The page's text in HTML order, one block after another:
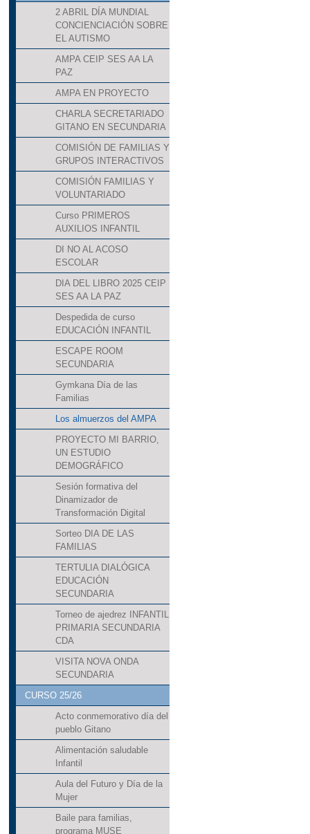
2 ABRIL DÍA MUNDIAL
CONCIENCIACIÓN SOBRE
EL AUTISMO
AMPA CEIP SES AA LA
PAZ
AMPA EN PROYECTO
CHARLA SECRETARIADO
GITANO EN SECUNDARIA
COMISIÓN DE FAMILIAS Y
GRUPOS INTERACTIVOS
COMISIÓN FAMILIAS Y
VOLUNTARIADO
Curso PRIMEROS
AUXILIOS INFANTIL
DI NO AL ACOSO
ESCOLAR
DIA DEL LIBRO 2025 CEIP
SES AA LA PAZ
Despedida de curso
EDUCACIÓN INFANTIL
ESCAPE ROOM
SECUNDARIA
Gymkana Día de las
Familias
Los almuerzos del AMPA
PROYECTO MI BARRIO,
UN ESTUDIO
DEMOGRÁFICO
Sesión formativa del
Dinamizador de
Transformación Digital
Sorteo DIA DE LAS
FAMILIAS
TERTULIA DIALÓGICA
EDUCACIÓN
SECUNDARIA
Torneo de ajedrez INFANTIL
PRIMARIA SECUNDARIA
CDA
VISITA NOVA ONDA
SECUNDARIA
CURSO 25/26
Acto conmemorativo día del
pueblo Gitano
Alimentación saludable
Infantil
Aula del Futuro y Día de la
Mujer
Baile para familias,
programa MUSE